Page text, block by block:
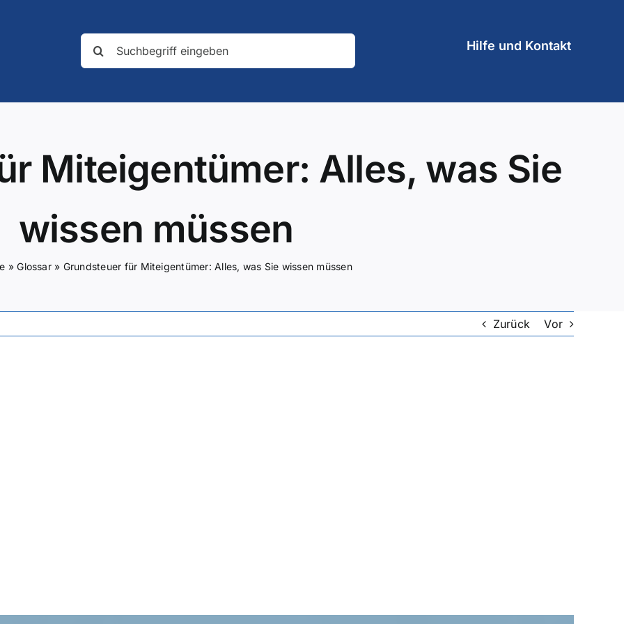
Suche
nach:
Hilfe und Kontakt
Miteigentümer: Alles, was Sie
wissen müssen
»Glossar» Grundsteuer für Miteigentümer: Alles, was Sie wissen müssen
Zurück Vor